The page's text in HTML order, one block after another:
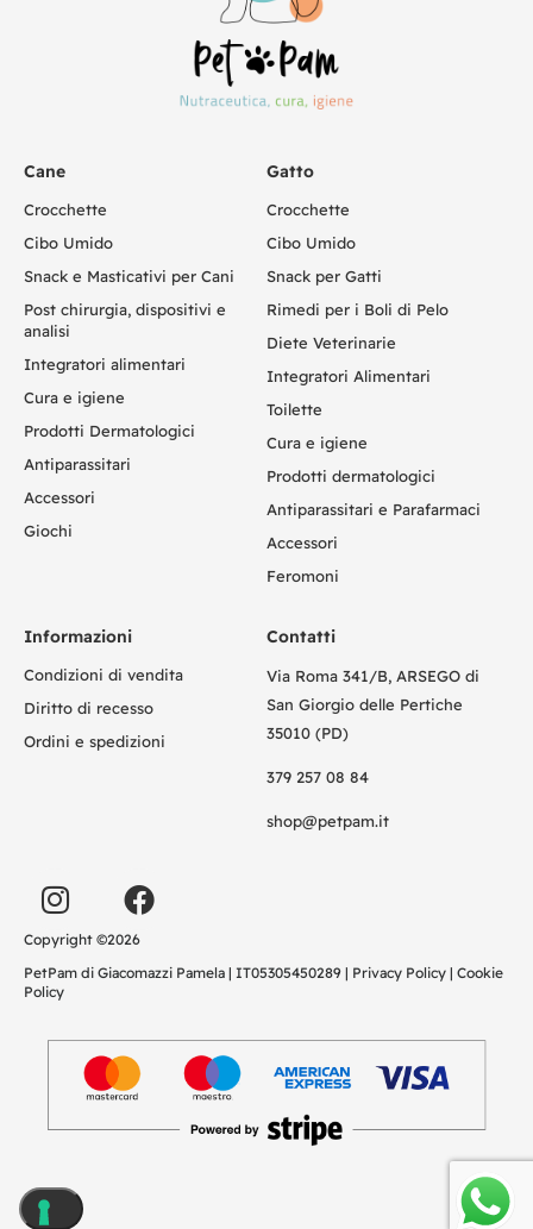
Cane
Crocchette
Cibo Umido
Snack e Masticativi per Cani
Post chirurgia, dispositivi e
analisi
Integratori alimentari
Cura e igiene
Prodotti Dermatologici
Antiparassitari
Accessori
Giochi
Gatto
Crocchette
Cibo Umido
Snack per Gatti
Rimedi per i Boli di Pelo
Diete Veterinarie
Integratori Alimentari
Toilette
Cura e igiene
Prodotti dermatologici
Antiparassitari e Parafarmaci
Accessori
Feromoni
Informazioni
Condizioni di vendita
Diritto di recesso
Ordini e spedizioni
Contatti
Via Roma 341/B, ARSEGO di
San Giorgio delle Pertiche
35010 (PD)
379 257 08 84
shop@petpam.it
Copyright ©2026
PetPam di Giacomazzi Pamela | IT05305450289 | Privacy Policy | Cookie
Policy